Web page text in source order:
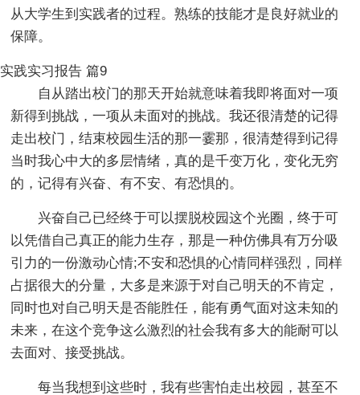
从大学生到实践者的过程。熟练的技能才是良好就业的
保障。
实践实习报告 篇9
自从踏出校门的那天开始就意味着我即将面对一项
新得到挑战，一项从未面对的挑战。我还很清楚的记得
走出校门，结束校园生活的那一霎那，很清楚得到记得
当时我心中大的多层情绪，真的是千变万化，变化无穷
的，记得有兴奋、有不安、有恐惧的。
兴奋自己已经终于可以摆脱校园这个光圈，终于可
以凭借自己真正的能力生存，那是一种仿佛具有万分吸
引力的一份激动心情;不安和恐惧的心情同样强烈，同样
占据很大的分量，大多是来源于对自己明天的不肯定，
同时也对自己明天是否能胜任，能有勇气面对这未知的
未来，在这个竞争这么激烈的社会我有多大的能耐可以
去面对、接受挑战。
每当我想到这些时，我有些害怕走出校园，甚至不